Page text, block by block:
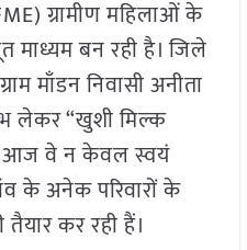
ग्रामीण महिलाओं के
माध्यम बन रही है। जिले
माँडन निवासी अनीता
लेकर “खुशी मिल्क
आज वे न केवल स्वयं
के अनेक परिवारों के
कर रही हैं।